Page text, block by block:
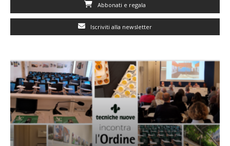
Abbonati e regala
Iscriviti alla newsletter